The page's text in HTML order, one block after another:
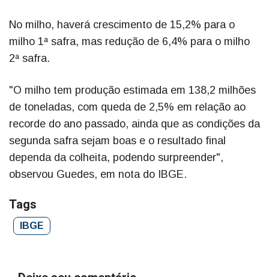
No milho, haverá crescimento de 15,2% para o
milho 1ª safra, mas redução de 6,4% para o milho
2ª safra.
"O milho tem produção estimada em 138,2 milhões
de toneladas, com queda de 2,5% em relação ao
recorde do ano passado, ainda que as condições da
segunda safra sejam boas e o resultado final
dependa da colheita, podendo surpreender",
observou Guedes, em nota do IBGE.
Tags
IBGE